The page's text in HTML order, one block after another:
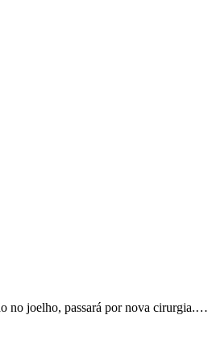
no joelho, passará por nova cirurgia.…